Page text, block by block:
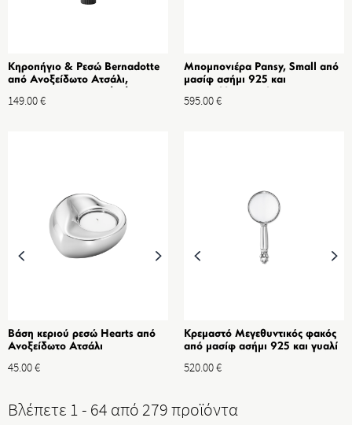
Κηροπήγιo & Ρεσώ Bernadotte
από Ανοξείδωτο Ατσάλι,
149.00€
Μπομπονιέρα Pansy, Small από
μασίφ ασήμι 925 και
595.00€
Βάση κεριού ρεσώ Hearts από
Ανοξείδωτο Ατσάλι
45.00€
Κρεμαστό Μεγεθυντικός φακός
από μασίφ ασήμι 925 και γυαλί
520.00€
Βλέπετε 1 - 64 από 279 προϊόντα